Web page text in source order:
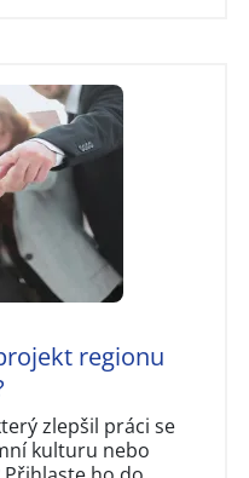
regionu
zlepšil práci se
kulturu nebo